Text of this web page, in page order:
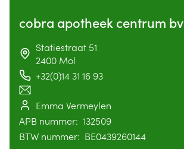
cobra apotheek centrum bv
address
Statiestraat 51
2400 Mol
Telefoon
+32(0)14 31 16 93
E-mailadres
Apotheek titularis
Emma Vermeylen
APB nummer
APB nummer: 132509
BTW nummer
BTW nummer: BE0439260144